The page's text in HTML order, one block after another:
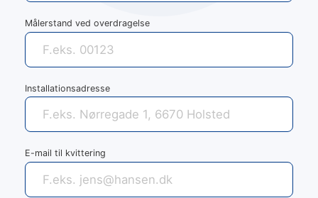
Målerstand ved overdragelse
Installationsadresse
E-mail til kvittering